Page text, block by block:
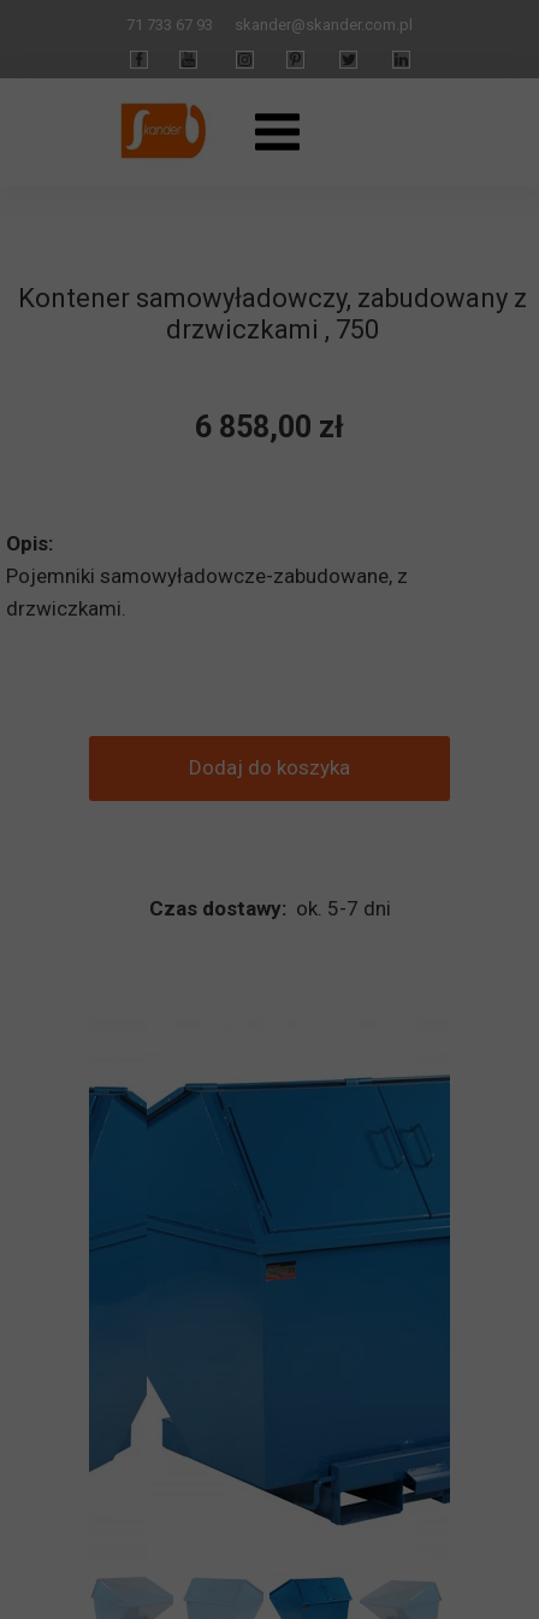
71 733 67 93 skander@skander.com.pl
Kontener samowyładowczy, zabudowany z
drzwiczkami , 750
6 858,00 zł
Opis:
Pojemniki samowyładowcze-zabudowane, z
drzwiczkami.
Dodaj do koszyka
Czas dostawy: ok. 5-7 dni